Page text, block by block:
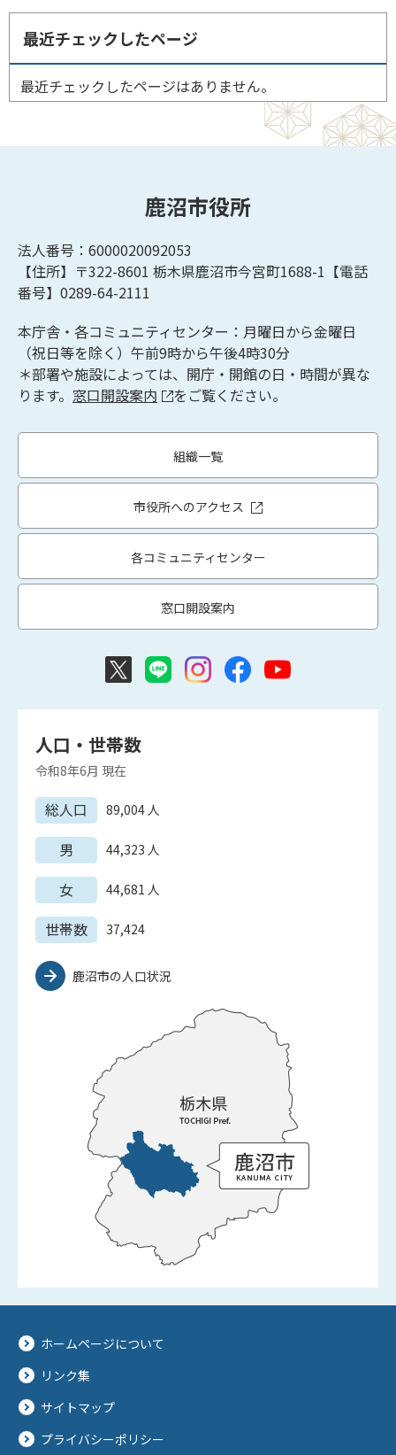
最近チェックしたページ
最近チェックしたページはありません。
鹿沼市役所
法人番号：6000020092053
【住所】〒322-8601 栃木県鹿沼市今宮町1688-1【電話
番号】0289-64-2111
本庁舎・各コミュニティセンター：月曜日から金曜日
（祝日等を除く）午前9時から午後4時30分
＊部署や施設によっては、開庁・開館の日・時間が異な
ります。 窓口開設案内 をご覧ください。
組織一覧
市役所へのアクセス
各コミュニティセンター
窓口開設案内
人口・世帯数
令和8年6月 現在
総人口 89,004人
男 44,323 人
女 44,681 人
世帯数 37,424
鹿沼市の人口状況
ホームページについて
リンク集
サイトマップ
プライバシーポリシー